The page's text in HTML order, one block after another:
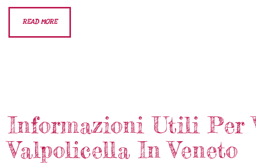
READ MORE
Informazioni Utili Per
Valpolicella In Veneto